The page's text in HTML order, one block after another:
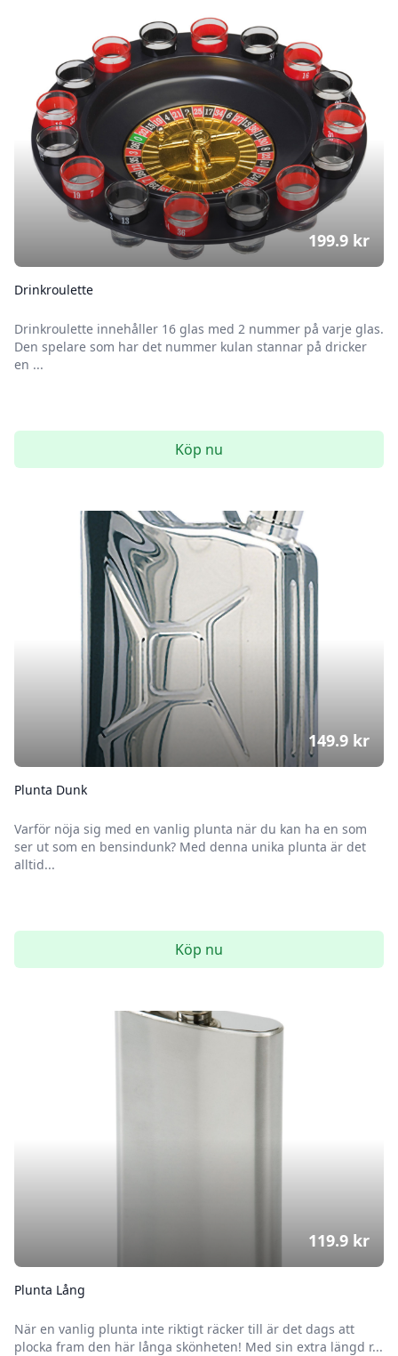
Drinkroulette
Drinkroulette innehåller 16 glas med 2 nummer på varje glas.
Den spelare som har det nummer kulan stannar på dricker
en ...
199.9 kr
Köp nu
Plunta Dunk
Varför nöja sig med en vanlig plunta när du kan ha en som
ser ut som en bensindunk? Med denna unika plunta är det
alltid...
149.9 kr
Köp nu
Plunta Lång
När en vanlig plunta inte riktigt räcker till är det dags att
plocka fram den här långa skönheten! Med sin extra längd r...
119.9 kr